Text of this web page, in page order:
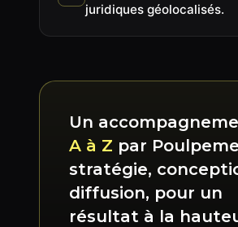
juridiques géolocalisés.
Un
A à Z par
stratégie,
diffusion, pour un
résultat à la